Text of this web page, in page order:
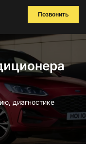
Позвонить
диагностике